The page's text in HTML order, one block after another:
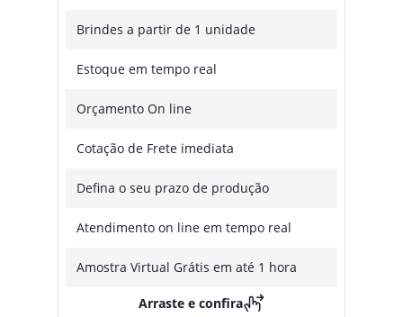
Brindes a partir de 1 unidade
Estoque em tempo real
Orçamento On line
Cotação de Frete imediata
Defina o seu prazo de produção
Atendimento on line em tempo real
Amostra Virtual Grátis em até 1 hora
Arraste e confira